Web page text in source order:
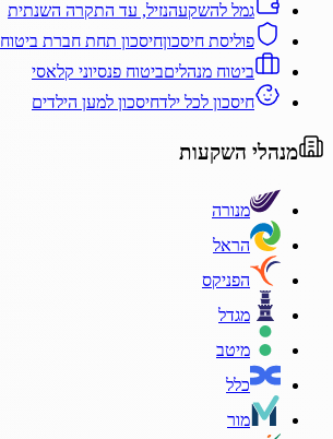
גמל להשקעהנזיל, עד התקרה השנתית
פוליסת חיסכוןחיסכון תחת חברת ביטוח
ביטוח מנהליםביטוח פנסיוני קלאסי
חיסכון לכל ילדחיסכון למען הילדים
מנהלי השקעות
מנורה
הראל
הפניקס
מגדל
מיטב
כלל
מור